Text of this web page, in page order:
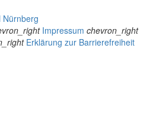
Nürnberg
Impressum chevron_right
Erklärung zur Barrierefreiheit